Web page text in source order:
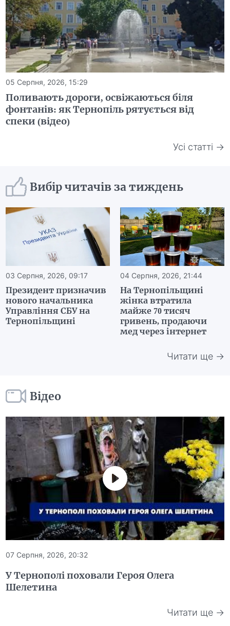
05 Серпня, 2026, 15:29
Поливають дороги, освіжаються біля
фонтанів: як Тернопіль рятується від
спеки (відео)
Усі статті →
Вибір читачів за тиждень
03 Серпня, 2026, 09:17
Президент призначив
нового начальника
Управління СБУ на
Тернопільщині
04 Серпня, 2026, 21:44
На Тернопільщині
жінка втратила
майже 70 тисяч
гривень, продаючи
мед через інтернет
Читати ще →
Відео
07 Серпня, 2026, 20:32
У Тернополі поховали Героя Олега
Шелетина
Читати ще →